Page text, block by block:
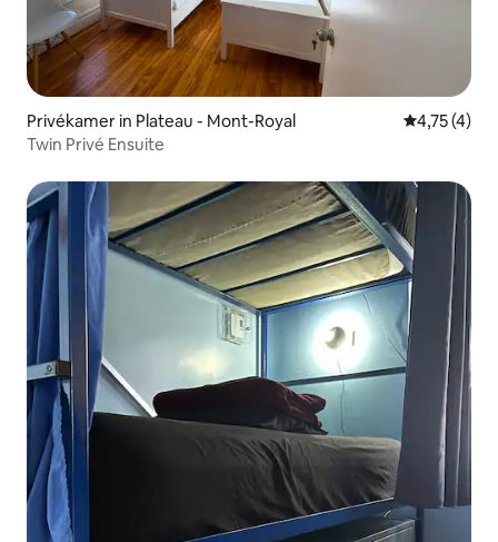
Privékamer in Plateau - Mont-Royal
4,75 (4)
Twin Privé Ensuite